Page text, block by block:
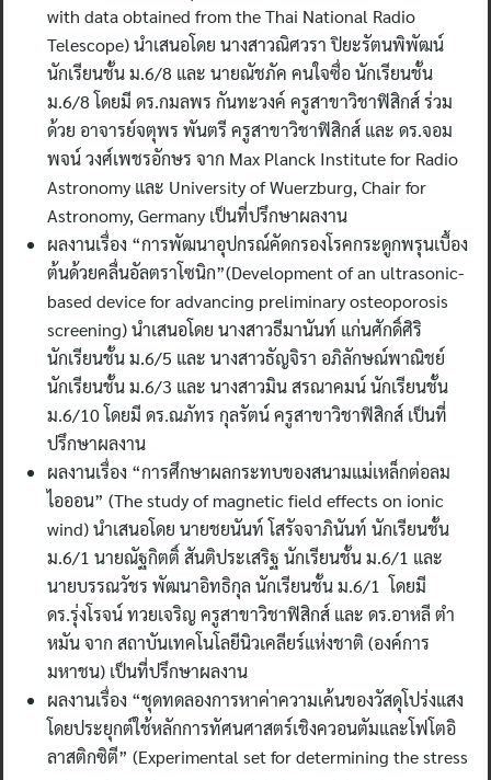
with data obtained from the Thai National Radio
Telescope) นำเสนอโดย นางสาวณิศวรา ปิยะรัตนพิพัฒน์
นักเรียนชั้น ม.6/8 และ นายณัชภัค คนใจซื่อ นักเรียนชั้น
ม.6/8 โดยมี ดร.กมลพร กันทะวงค์ ครูสาขาวิชาฟิสิกส์ ร่วม
ด้วย อาจารย์จตุพร พันตรี ครูสาขาวิชาฟิสิกส์ และ ดร.จอม
พจน์ วงศ์เพชรอักษร จาก Max Planck Institute for Radio
Astronomy และ University of Wuerzburg, Chair for
Astronomy, Germany เป็นที่ปรึกษาผลงาน
ผลงานเรื่อง “การพัฒนาอุปกรณ์คัดกรองโรคกระดูกพรุนเบื้อง
ต้นด้วยคลื่นอัลตราโซนิก”(Development of an ultrasonic-
based device for advancing preliminary osteoporosis
screening) นำเสนอโดย นางสาวธีมานันท์ แก่นศักดิ์ศิริ
นักเรียนชั้น ม.6/5 และ นางสาวธัญจิรา อภิลักษณ์พาณิชย์
นักเรียนชั้น ม.6/3 และ นางสาวมิน สรณาคมน์ นักเรียนชั้น
ม.6/10 โดยมี ดร.ณภัทร กุลรัตน์ ครูสาขาวิชาฟิสิกส์ เป็นที่
ปรึกษาผลงาน
ผลงานเรื่อง “การศึกษาผลกระทบของสนามแม่เหล็กต่อลม
ไอออน” (The study of magnetic field effects on ionic
wind) นำเสนอโดย นายชยนันท์ โสรัจจาภินันท์ นักเรียนชั้น
ม.6/1 นายณัฐกิตติ์ สันติประเสริฐ นักเรียนชั้น ม.6/1 และ
นายบรรณวัชร พัฒนาอิทธิกุล นักเรียนชั้น ม.6/1 โดยมี
ดร.รุ่งโรจน์ ทวยเจริญ ครูสาขาวิชาฟิสิกส์ และ ดร.อาหลี ตำ
หมัน จาก สถาบันเทคโนโลยีนิวเคลียร์แห่งชาติ (องค์การ
มหาชน) เป็นที่ปรึกษาผลงาน
ผลงานเรื่อง “ชุดทดลองการหาค่าความเค้นของวัสดุโปร่งแสง
โดยประยุกต์ใช้หลักการทัศนศาสตร์เชิงควอนตัมและโฟโตอิ
ลาสติกซิตี” (Experimental set for determining the stress